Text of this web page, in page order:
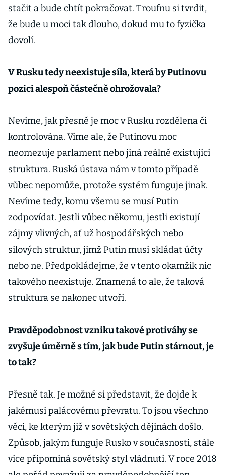
stačit a bude chtít pokračovat. Troufnu si tvrdit,
že bude u moci tak dlouho, dokud mu to fyzička
dovolí.
V Rusku tedy neexistuje síla, která by Putinovu
pozici alespoň částečně ohrožovala?
Nevíme, jak přesně je moc v Rusku rozdělena či
kontrolována. Víme ale, že Putinovu moc
neomezuje parlament nebo jiná reálně existující
struktura. Ruská ústava nám v tomto případě
vůbec nepomůže, protože systém funguje jinak.
Nevíme tedy, komu všemu se musí Putin
zodpovídat. Jestli vůbec někomu, jestli existují
zájmy vlivných, ať už hospodářských nebo
silových struktur, jimž Putin musí skládat účty
nebo ne. Předpokládejme, že v tento okamžik nic
takového neexistuje. Znamená to ale, že taková
struktura se nakonec utvoří.
Pravděpodobnost vzniku takové protiváhy se
zvyšuje úměrně s tím, jak bude Putin stárnout, je
to tak?
Přesně tak. Je možné si představit, že dojde k
jakémusi palácovému převratu. To jsou všechno
věci, ke kterým již v sovětských dějinách došlo.
Způsob, jakým funguje Rusko v současnosti, stále
více připomíná sovětský styl vládnutí. V roce 2018